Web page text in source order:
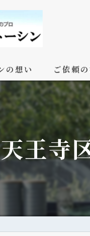
の想い ご依頼
王寺